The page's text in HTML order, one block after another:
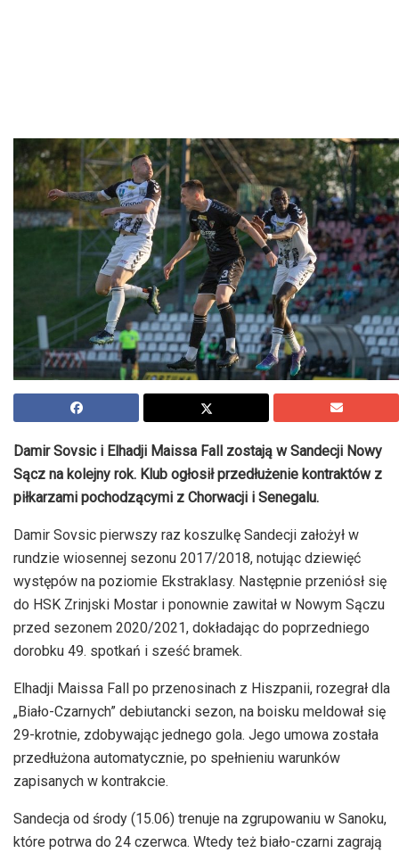
Damir Sovsic i Elhadji Maissa Fall zostają w Sandecji Nowy
Sącz na kolejny rok. Klub ogłosił przedłużenie kontraktów z
piłkarzami pochodzącymi z Chorwacji i Senegalu.
Damir Sovsic pierwszy raz koszulkę Sandecji założył w
rundzie wiosennej sezonu 2017/2018, notując dziewięć
występów na poziomie Ekstraklasy. Następnie przeniósł się
do HSK Zrinjski Mostar i ponownie zawitał w Nowym Sączu
przed sezonem 2020/2021, dokładając do poprzedniego
dorobku 49. spotkań i sześć bramek.
Elhadji Maissa Fall po przenosinach z Hiszpanii, rozegrał dla
„Biało-Czarnych” debiutancki sezon, na boisku meldował się
29-krotnie, zdobywając jednego gola. Jego umowa została
przedłużona automatycznie, po spełnieniu warunków
zapisanych w kontrakcie.
Sandecja od środy (15.06) trenuje na zgrupowaniu w Sanoku,
które potrwa do 24 czerwca. Wtedy też biało-czarni zagrają